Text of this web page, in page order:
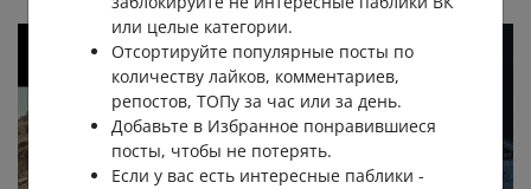
или целые категории.
Отсортируйте популярные посты по
количеству лайков, комментариев,
репостов, ТОПу за час или за день.
Добавьте в Избранное понравившиеся
посты, чтобы не потерять.
Если у вас есть интересные паблики -